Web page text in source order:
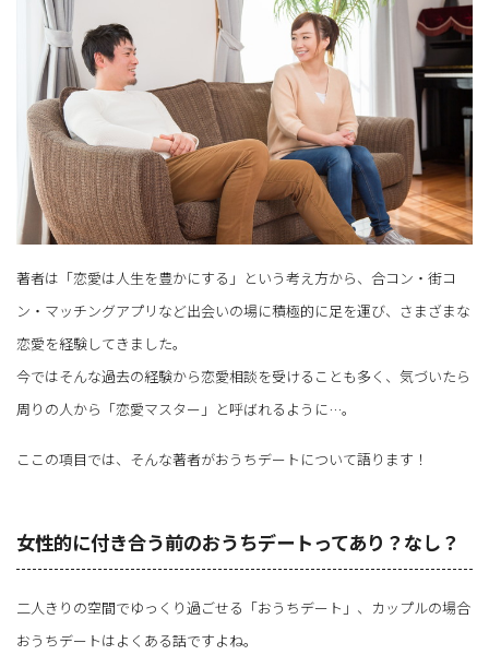
著者は「恋愛は人生を豊かにする」という考え方から、合コン・街コ
ン・マッチングアプリなど出会いの場に積極的に足を運び、さまざまな
恋愛を経験してきました。
今ではそんな過去の経験から恋愛相談を受けることも多く、気づいたら
周りの人から「恋愛マスター」と呼ばれるように…。
ここの項目では、そんな著者がおうちデートについて語ります！
女性的に付き合う前のおうちデートってあり？なし？
二人きりの空間でゆっくり過ごせる「おうちデート」、カップルの場合
おうちデートはよくある話ですよね。